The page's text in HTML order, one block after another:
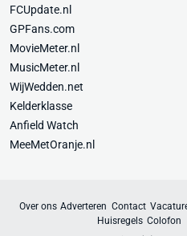
FCUpdate.nl
GPFans.com
MovieMeter.nl
MusicMeter.nl
WijWedden.net
Kelderklasse
Anfield Watch
MeeMetOranje.nl
Over ons Adverteren Contact
Huisregels Colofon